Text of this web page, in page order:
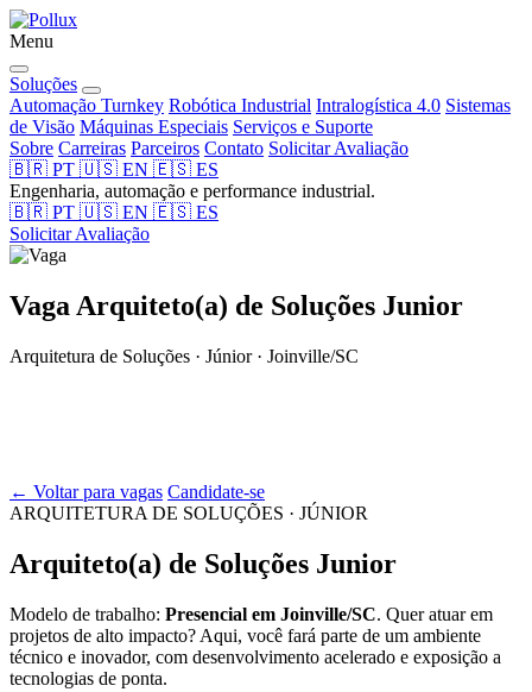
Menu
Soluções
Automação Turnkey Robótica Industrial Intralogística 4.0 Sistemas
de Visão Máquinas Especiais Serviços e Suporte
Sobre Carreiras Parceiros Contato Solicitar Avaliação
🇧🇷 PT 🇺🇸 EN 🇪🇸 ES
Engenharia, automação e performance industrial.
🇧🇷 PT 🇺🇸 EN 🇪🇸 ES
Solicitar Avaliação
Vaga Arquiteto(a) de Soluções Junior
Arquitetura de Soluções · Júnior · Joinville/SC
← Voltar para vagas Candidate-se
ARQUITETURA DE SOLUÇÕES · JÚNIOR
Arquiteto(a) de Soluções Junior
Modelo de trabalho: Presencial em Joinville/SC. Quer atuar em
projetos de alto impacto? Aqui, você fará parte de um ambiente
técnico e inovador, com desenvolvimento acelerado e exposição a
tecnologias de ponta.